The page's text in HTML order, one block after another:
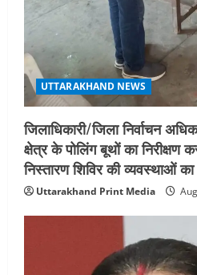
August 4,
UTTARAKHAND NEWS
जिलाधिकारी/जिला निर्वाचन
क्षेत्र के पोलिंग बूथों का
निस्तारण शिविर की व्यवस्थाओं
Uttarakhand Print Media